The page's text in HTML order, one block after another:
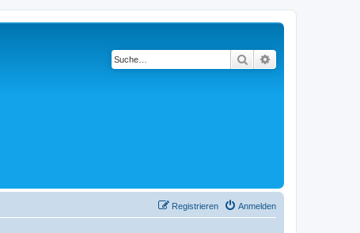
Suche
Anmelden
Registrieren